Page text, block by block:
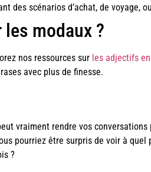
des scénarios d’achat, de voyage,
modaux ?
nos ressources sur les adjectifs
avec plus de finesse.
vraiment rendre vos conversations
pourriez être surpris de voir à
?